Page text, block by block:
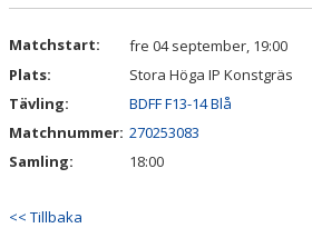
MATCHER
TRUPPEN
BILDGALLERI
Matchstart:
fre 04 september, 19:00
Plats:
Stora Höga IP Konstgräs
Tävling:
BDFF F13-14 Blå
Matchnummer: 270253083
Samling:
18:00
<< Tillbaka